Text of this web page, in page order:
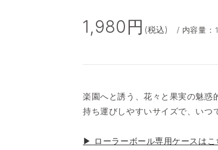
1,980円 (税込) / 内容量：
楽園へと誘う、花々と果実の魅惑
持ち運びしやすいサイズで、いつ
▶ ローラーボール専用ケースはこ